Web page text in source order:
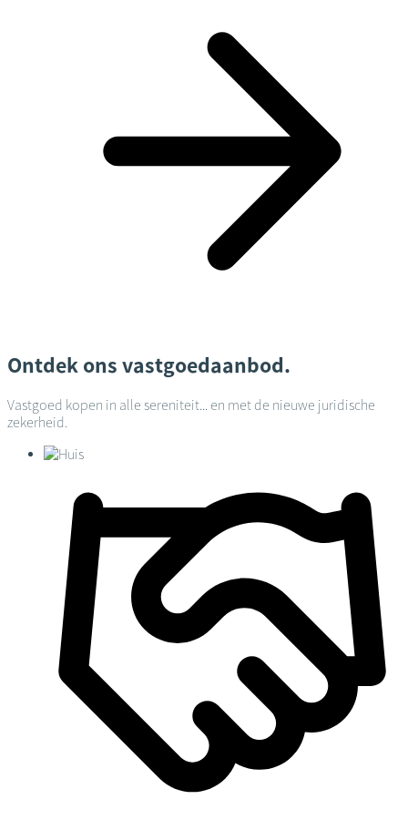
Ontdek ons vastgoedaanbod.
Vastgoed kopen in alle sereniteit... en met de nieuwe juridische
zekerheid.